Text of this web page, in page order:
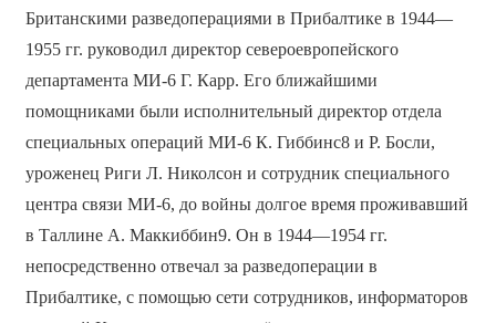
Британскими разведоперациями в Прибалтике в 1944—
1955 гг. руководил директор североевропейского
департамента МИ-6 Г. Карр. Его ближайшими
помощниками были исполнительный директор отдела
специальных операций МИ-6 К. Гиббинс8 и Р. Босли,
уроженец Риги Л. Николсон и сотрудник специального
центра связи МИ-6, до войны долгое время проживавший
в Таллине А. Маккиббин9. Он в 1944—1954 гг.
непосредственно отвечал за разведоперации в
Прибалтике, с помощью сети сотрудников, информаторов